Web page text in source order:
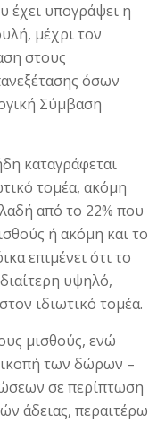
έχει υπογράψει η
μέχρι τον
στους
όσων
Σύμβαση
καταγράφεται
τομέα, ακόμη
από το 22% που
ή ακόμη και το
επιμένει ότι το
υψηλό,
ιδιωτικό τομέα.
μισθούς, ενώ
των δώρων –
σε περίπτωση
άδειας, περαιτέρω